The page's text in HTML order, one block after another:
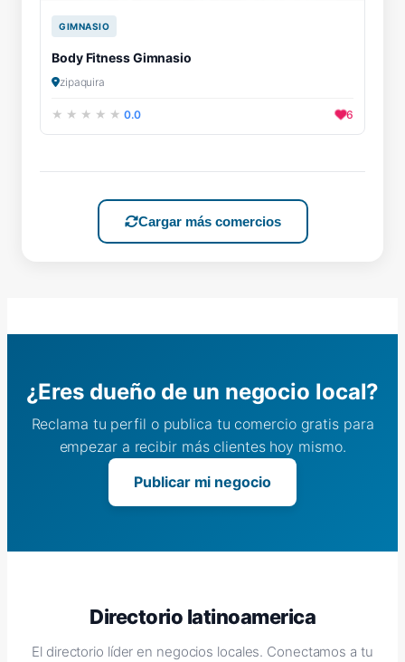
GIMNASIO
Body Fitness Gimnasio
zipaquira
0.0 6
Cargar más comercios
¿Eres dueño de un negocio local?
Reclama tu perfil o publica tu comercio gratis para
empezar a recibir más clientes hoy mismo.
Publicar mi negocio
Directorio latinoamerica
El directorio líder en negocios locales. Conectamos a tu